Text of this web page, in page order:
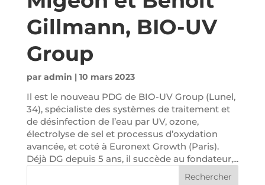
Gillmann, BIO-UV
Group
par admin | 10 mars 2023
Il est le nouveau PDG de BIO-UV Group (Lunel,
34), spécialiste des systèmes de traitement et
de désinfection de l’eau par UV, ozone,
électrolyse de sel et processus d’oxydation
avancée, et coté à Euronext Growth (Paris).
Déjà DG depuis 5 ans, il succède au fondateur,...
Rechercher